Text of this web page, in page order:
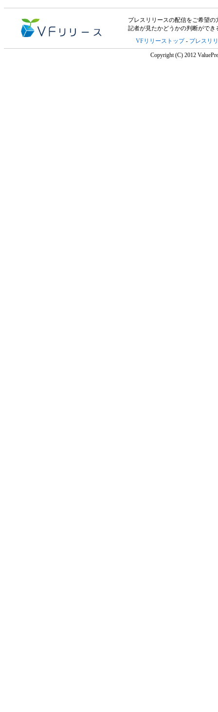
プレスリリースの配信をご希望の
記者が見たかどうかの判断がで
VFリリーストップ- プレスリ
Copyright (C) 2012